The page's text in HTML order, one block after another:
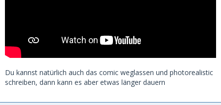
Du kannst natürlich auch das comic weglassen und photorealistic
schreiben, dann kann es aber etwas länger dauern